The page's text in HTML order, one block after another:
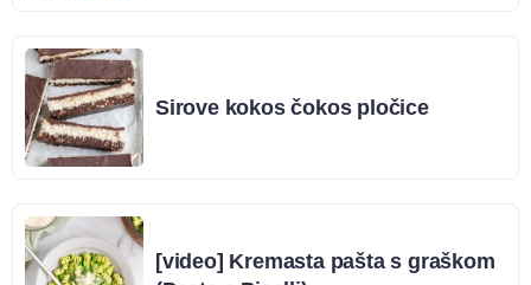
Sirove kokos čokos pločice
[video] Kremasta pašta s graškom